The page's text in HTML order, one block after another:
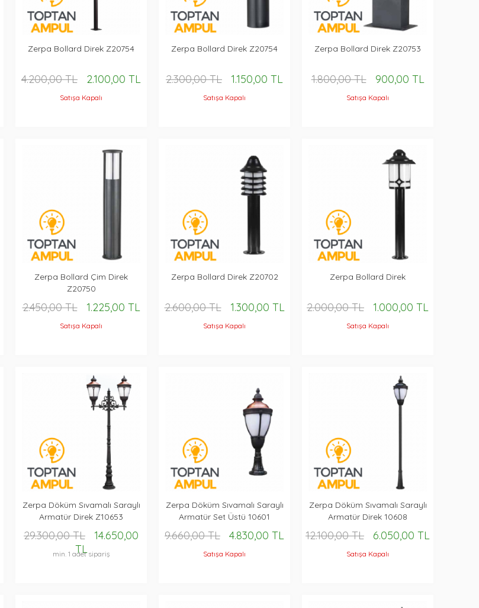
Zerpa Bollard Direk Z20754
4.200,00 TL 2.100,00 TL
Satışa Kapalı
Zerpa Bollard Direk Z20754
2.300,00 TL 1.150,00 TL
Satışa Kapalı
Zerpa Bollard Direk Z20753
1.800,00 TL 900,00 TL
Satışa Kapalı
Zerpa Bollard Çim Direk
Z20750
2.450,00 TL 1.225,00 TL
Satışa Kapalı
Zerpa Bollard Direk Z20702
2.600,00 TL 1.300,00 TL
Satışa Kapalı
Zerpa Bollard Direk
2.000,00 TL 1.000,00 TL
Satışa Kapalı
Zerpa Döküm Sıvamalı Saraylı
Armatür Direk Z10653
29.300,00 TL
14.650,00
TL
min. 1 adet sipariş
Zerpa Döküm Sıvamalı Saraylı
Armatür Set Üstü 10601
9.660,00 TL 4.830,00 TL
Satışa Kapalı
Zerpa Döküm Sıvamalı Saraylı
Armatür Direk 10608
12.100,00 TL 6.050,00 TL
Satışa Kapalı